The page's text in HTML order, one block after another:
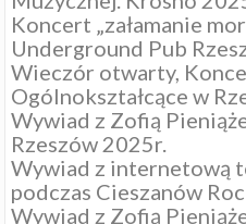
Koncert „załamanie
Underground Pub
Wieczór otwarty,
Ogólnokształcące w
Wywiad z Zofią
Rzeszów 2025r.
Wywiad z internetową
podczas Cieszanów
Wywiad z Zofią